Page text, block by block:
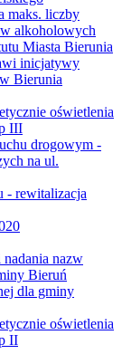
maks. liczby
alkoholowych
Miasta Bierunia
inicjatywy
Bierunia
oświetlenia
III
drogowym -
na ul.
- rewitalizacja
nazw
Bieruń
dla gminy
oświetlenia
II